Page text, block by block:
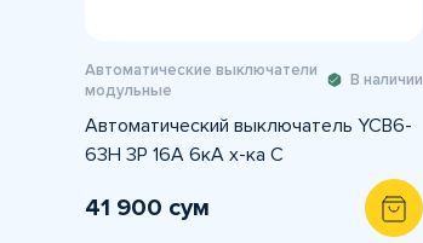
Автоматические выключатели
модульные
В наличии
Автоматический выключатель YCB6-
63H 3P 16A 6кА х-ка С
41 900 сум